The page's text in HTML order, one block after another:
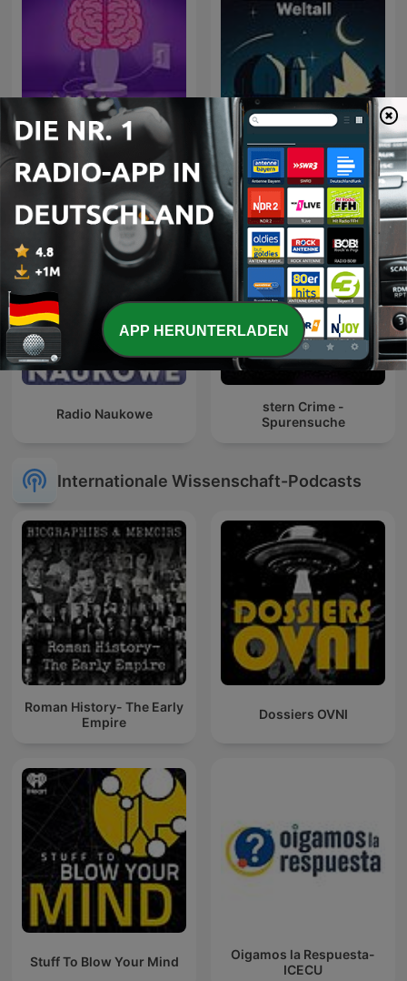
Aha! Zehn Minuten
Alltags-Wissen
Einschlafen mit Weltall
Radio Naukowe
stern Crime -
Spurensuche
Internationale Wissenschaft-Podcasts
Roman History- The Early
Empire
Dossiers OVNI
Stuff To Blow Your Mind
Oigamos la Respuesta-
ICECU
APP HERUNTERLADEN